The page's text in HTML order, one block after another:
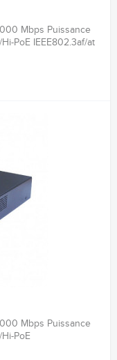
Mbps Puissance
PoE IEEE802.3af/at
Mbps Puissance
PoE